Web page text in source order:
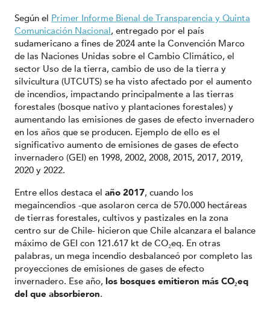
Según el Primer Informe Bienal de Transparencia y Quinta
Comunicación Nacional, entregado por el país
sudamericano a fines de 2024 ante la Convención Marco
de las Naciones Unidas sobre el Cambio Climático, el
sector Uso de la tierra, cambio de uso de la tierra y
silvicultura (UTCUTS) se ha visto afectado por el aumento
de incendios, impactando principalmente a las tierras
forestales (bosque nativo y plantaciones forestales) y
aumentando las emisiones de gases de efecto invernadero
en los años que se producen. Ejemplo de ello es el
significativo aumento de emisiones de gases de efecto
invernadero (GEI) en 1998, 2002, 2008, 2015, 2017, 2019,
2020 y 2022.
Entre ellos destaca el año 2017, cuando los
megaincendios -que asolaron cerca de 570.000 hectáreas
de tierras forestales, cultivos y pastizales en la zona
centro sur de Chile- hicieron que Chile alcanzara el balance
máximo de GEI con 121.617 kt de CO₂eq. En otras
palabras, un mega incendio desbalanceó por completo las
proyecciones de emisiones de gases de efecto
invernadero. Ese año, los bosques emitieron más CO₂eq
del que absorbieron.